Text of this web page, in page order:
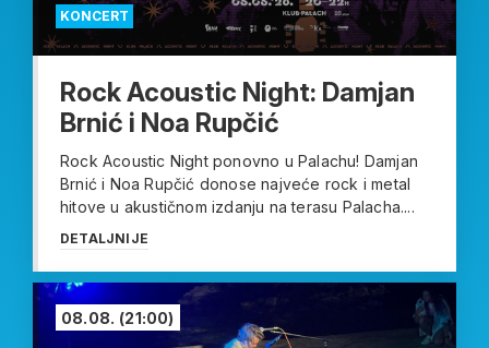
KONCERT
Rock Acoustic Night: Damjan
Brnić i Noa Rupčić
Rock Acoustic Night ponovno u Palachu! Damjan
Brnić i Noa Rupčić donose najveće rock i metal
hitove u akustičnom izdanju na terasu Palacha....
DETALJNIJE
08.08. (21:00)